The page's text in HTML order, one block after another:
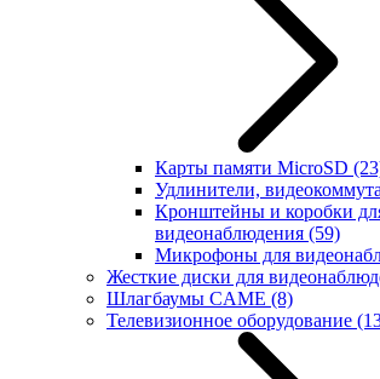
Карты памяти MicroSD
Удлинители,
Кронштейны и коробки
видеонаблюдения (59)
Микрофоны для
Жесткие диски для
Шлагбаумы CAME (8)
Телевизионное оборудование